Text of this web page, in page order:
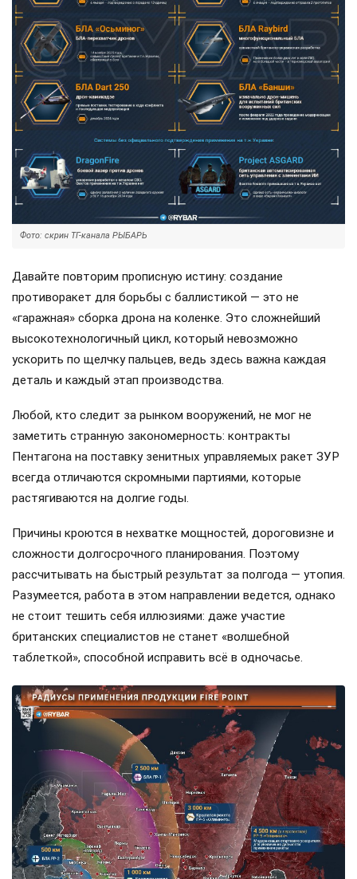
Фото: скрин ТГ-канала РЫБАРЬ
Давайте повторим прописную истину: создание
противоракет для борьбы с баллистикой — это не
«гаражная» сборка дрона на коленке. Это сложнейший
высокотехнологичный цикл, который невозможно
ускорить по щелчку пальцев, ведь здесь важна каждая
деталь и каждый этап производства.
Любой, кто следит за рынком вооружений, не мог не
заметить странную закономерность: контракты
Пентагона на поставку зенитных управляемых ракет ЗУР
всегда отличаются скромными партиями, которые
растягиваются на долгие годы.
Причины кроются в нехватке мощностей, дороговизне и
сложности долгосрочного планирования. Поэтому
рассчитывать на быстрый результат за полгода — утопия.
Разумеется, работа в этом направлении ведется, однако
не стоит тешить себя иллюзиями: даже участие
британских специалистов не станет «волшебной
таблеткой», способной исправить всё в одночасье.